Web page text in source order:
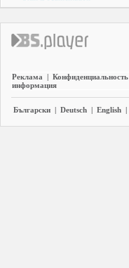
Реклама | Конфиденциальность
информация
Български | Deutsch | English |